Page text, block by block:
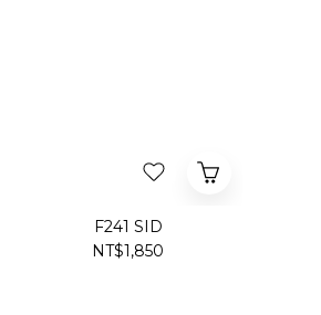
F241 SID
NT$1,850